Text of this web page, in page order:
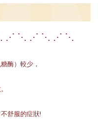
⋰ ⋱ ⋰ ⋱ ⋰ ⋱
酶）較少，
舒服的症狀!